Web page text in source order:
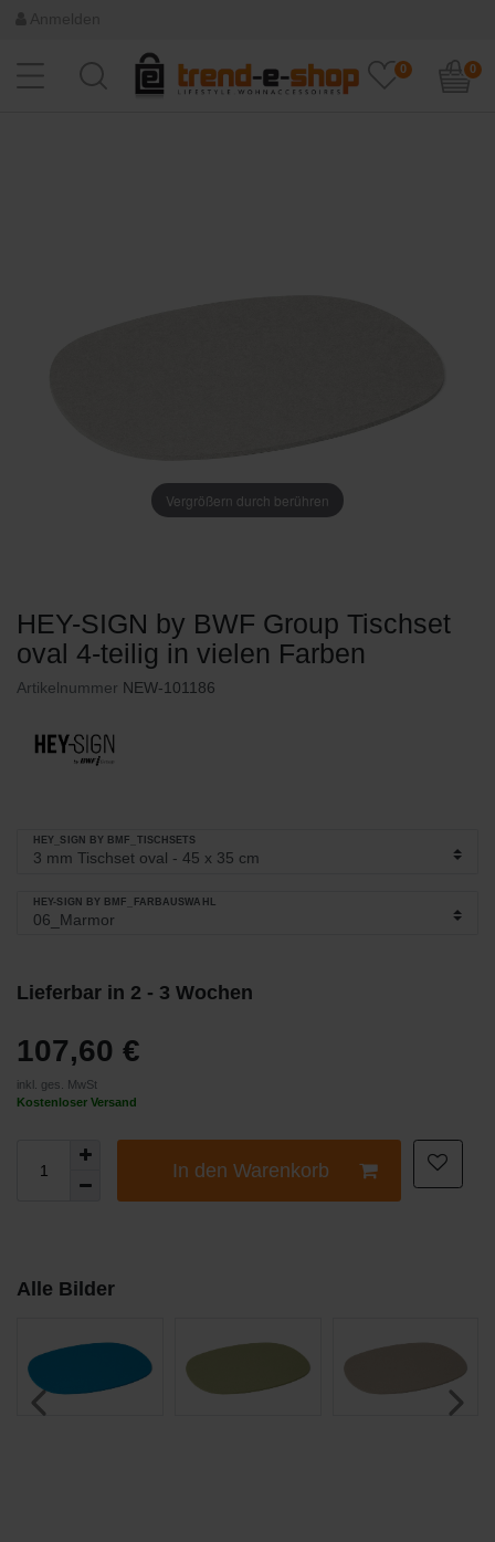
0 0
Vergrößern durch berühren
HEY-SIGN by BWF Group Tischset
oval 4-teilig in vielen Farben
Artikelnummer NEW-101186
HEY_SIGN BY BMF_TISCHSETS
HEY-SIGN BY BMF_FARBAUSWAHL
Lieferbar in 2 - 3 Wochen
107,60 €
inkl. ges. MwSt
Kostenloser Versand
In den Warenkorb
Alle Bilder